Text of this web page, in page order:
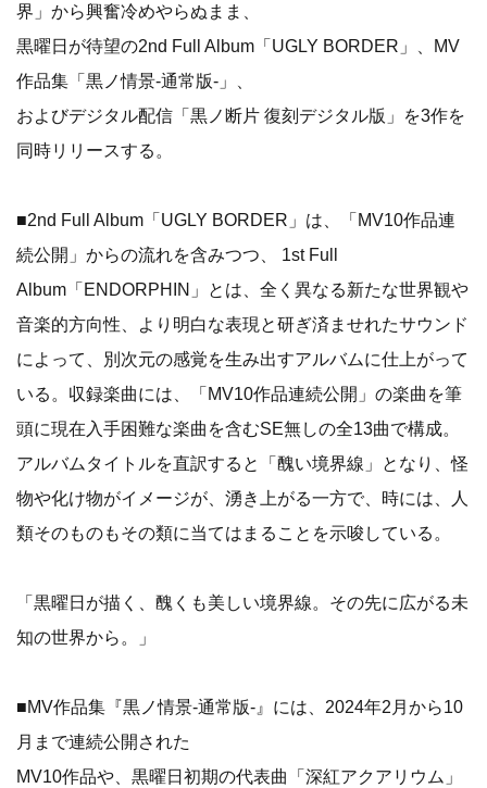
界」から興奮冷めやらぬまま、
黒曜日が待望の2nd Full Album「UGLY BORDER」、MV
作品集「黒ノ情景-通常版-」、
およびデジタル配信「黒ノ断片 復刻デジタル版」を3作を
同時リリースする。
■2nd Full Album「UGLY BORDER」は、「MV10作品連
続公開」からの流れを含みつつ、 1st Full
Album「ENDORPHIN」とは、全く異なる新たな世界観や
音楽的方向性、より明白な表現と研ぎ済ませれたサウンド
によって、別次元の感覚を生み出すアルバムに仕上がって
いる。収録楽曲には、「MV10作品連続公開」の楽曲を筆
頭に現在入手困難な楽曲を含むSE無しの全13曲で構成。
アルバムタイトルを直訳すると「醜い境界線」となり、怪
物や化け物がイメージが、湧き上がる一方で、時には、人
類そのものもその類に当てはまることを示唆している。
「黒曜日が描く、醜くも美しい境界線。その先に広がる未
知の世界から。」
■MV作品集『黒ノ情景-通常版-』には、2024年2月から10
月まで連続公開された
MV10作品や、黒曜日初期の代表曲「深紅アクアリウム」